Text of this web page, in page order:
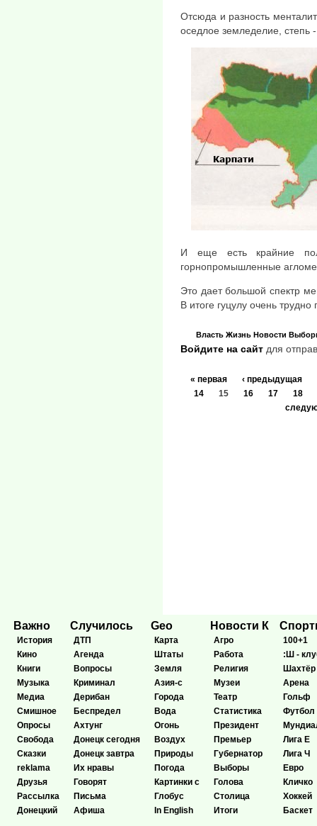
Отсюда и разность
оседлое земледелие, степь
И еще есть крайние
горнопромышленные
Это дает большой спектр
В итоге гуцулу очень
Власть Жизнь Новости
Войдите на сайт для
« первая
‹ предыдущая
14
15 16 17
18
Важно
История
Кино
Книги
Музыка
Медиа
Смишное
Опросы
Свобода
Сказки
reklama
Друзья
Рассылка
Донецкий
Случилось
ДТП
Агенда
Вопросы
Криминал
Дерибан
Беспредел
Ахтунг
Донецк сегодня
Донецк завтра
Их нравы
Говорят
Письма
Афиша
Geo
Карта
Штаты
Земля
Азия-с
Города
Вода
Огонь
Воздух
Природы
Погода
Картинки с
Глобус
In English
Новости К
Агро
Работа
Религия
Музеи
Театр
Статистика
Президент
Премьер
Губернатор
Выборы
Голова
Столица
Итоги
100+1
:Ш -
Шахтёр
Арена
Гольф
Футбол
Лига Е
Лига Ч
Евро
Кличко
Хоккей
Баскет